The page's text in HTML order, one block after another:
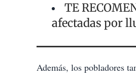
TE
afectadas por
Además, los pobladores